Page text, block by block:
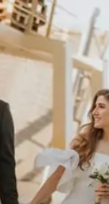
Sağlık Haberleri
Spor
Kültür